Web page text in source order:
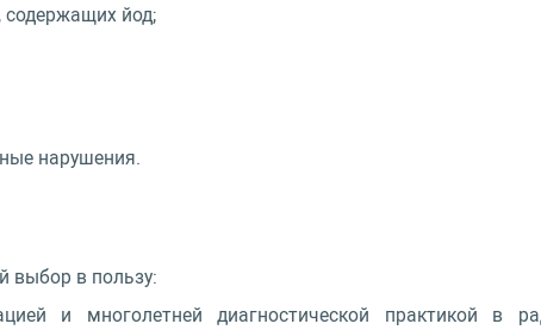
содержащих йод;
нарушения.
выбор в пользу:
и многолетней диагностической практикой в